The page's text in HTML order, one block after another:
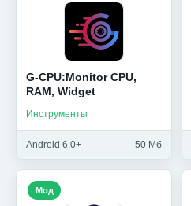
G-CPU:Monitor CPU,
RAM, Widget
Инструменты
Android 6.0+ 50 Мб
Мод